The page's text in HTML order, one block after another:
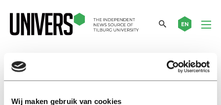
Wij maken gebruik van cookies
EN
Jelte Wicherts